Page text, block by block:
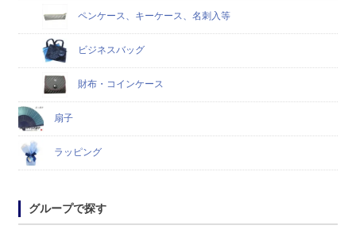
ペンケース、キーケース、名刺入等
ビジネスバッグ
財布・コインケース
扇子
ラッピング
グループで探す